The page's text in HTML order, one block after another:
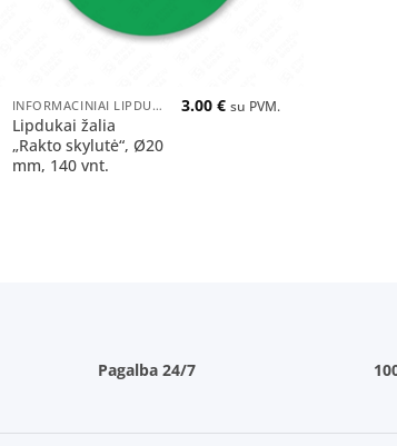
INFORMACINIAI LIPDUKAI
Lipdukai žalia
„Rakto skylutė“, Ø20
mm, 140 vnt.
3.00 € su PVM.
Pagalba 24/7